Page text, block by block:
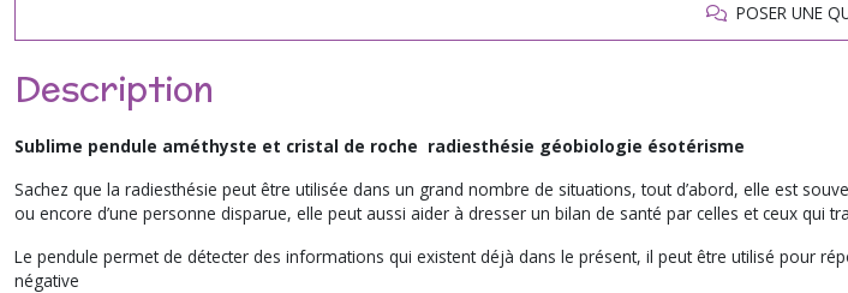
POSER UNE
Description
Sublime pendule améthyste et cristal de roche radiesthésie géobiologie ésotérisme
Sachez que la radiesthésie peut être utilisée dans un grand nombre de situations, tout d’abord, elle est
ou encore d’une personne disparue, elle peut aussi aider à dresser un bilan de santé par celles et ceux qui
Le pendule permet de détecter des informations qui existent déjà dans le présent, il peut être utilisé pour
négative